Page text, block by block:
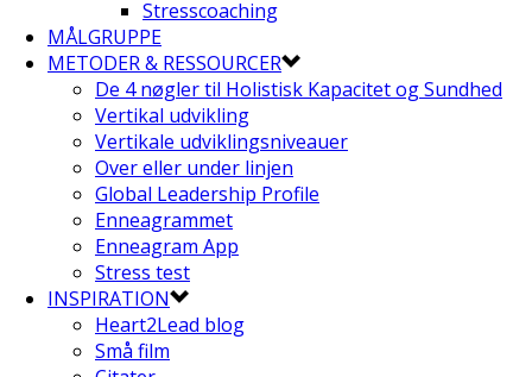
Stresscoaching
MÅLGRUPPE
METODER & RESSOURCER
De 4 nøgler til Holistisk Kapacitet og Sundhed
Vertikal udvikling
Vertikale udviklingsniveauer
Over eller under linjen
Global Leadership Profile
Enneagrammet
Enneagram App
Stress test
INSPIRATION
Heart2Lead blog
Små film